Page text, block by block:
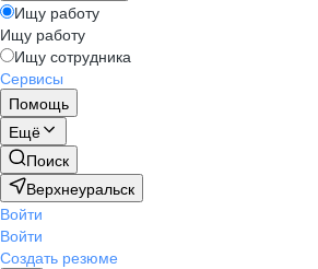
Ищу работу
Ищу работу
Ищу сотрудника
Сервисы
Помощь
Ещё
Поиск
Верхнеуральск
Войти
Войти
Создать резюме